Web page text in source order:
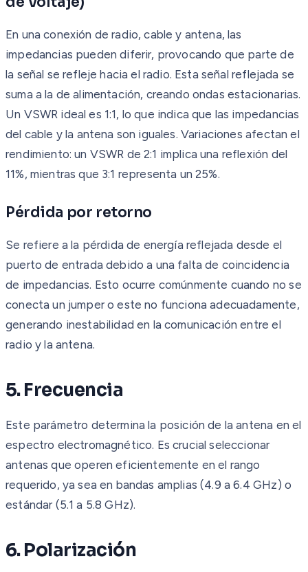
En una conexión de radio, cable y antena, las
impedancias pueden diferir, provocando que parte de
la señal se refleje hacia el radio. Esta señal reflejada se
suma a la de alimentación, creando ondas estacionarias.
Un VSWR ideal es 1:1, lo que indica que las impedancias
del cable y la antena son iguales. Variaciones afectan el
rendimiento: un VSWR de 2:1 implica una reflexión del
11%, mientras que 3:1 representa un 25%.
Pérdida por retorno
Se refiere a la pérdida de energía reflejada desde el
puerto de entrada debido a una falta de coincidencia
de impedancias. Esto ocurre comúnmente cuando no se
conecta un jumper o este no funciona adecuadamente,
generando inestabilidad en la comunicación entre el
radio y la antena.
5. Frecuencia
Este parámetro determina la posición de la antena en el
espectro electromagnético. Es crucial seleccionar
antenas que operen eficientemente en el rango
requerido, ya sea en bandas amplias (4.9 a 6.4 GHz) o
estándar (5.1 a 5.8 GHz).
6. Polarización